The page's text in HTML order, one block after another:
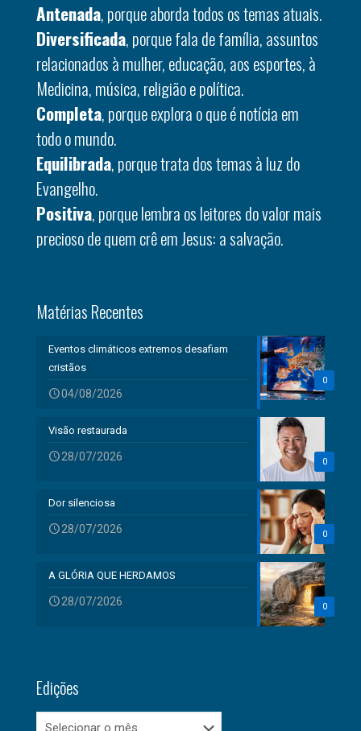
Antenada, porque aborda todos os temas atuais.
Diversificada, porque fala de família, assuntos
relacionados à mulher, educação, aos esportes, à
Medicina, música, religião e política.
Completa, porque explora o que é notícia em
todo o mundo.
Equilibrada, porque trata dos temas à luz do
Evangelho.
Positiva, porque lembra os leitores do valor mais
precioso de quem crê em Jesus: a salvação.
Matérias Recentes
0
Eventos climáticos extremos desafiam
cristãos
04/08/2026
0
Visão restaurada
28/07/2026
0
Dor silenciosa
28/07/2026
0
A GLÓRIA QUE HERDAMOS
28/07/2026
Edições
Edições